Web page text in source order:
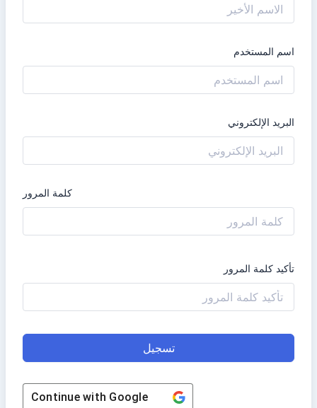
اسم المستخدم
البريد الإلكتروني
كلمة المرور
تأكيد كلمة المرور
تسجيل
Continue with Google